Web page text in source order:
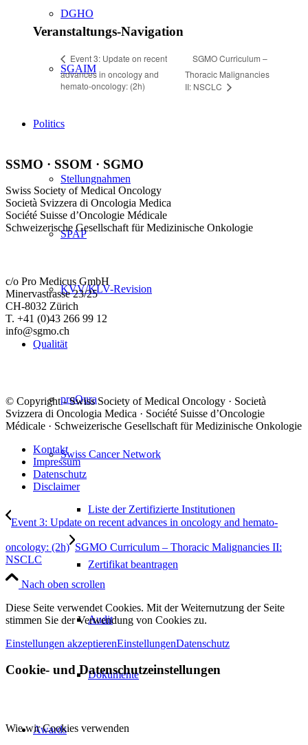
DGHO
SGAIM
Politics
Stellungnahmen
SPAP
KVV/KLV-Revision
Qualität
proQura
Swiss Cancer Network
Liste der Zertifizierte Institutionen
Zertifikat beantragen
Audit
Dokumente
Awards
Veranstaltungs-Navigation
Event 3: Update on recent
advances in oncology and
hemato-oncology: (2h)
SGMO Curriculum –
Thoracic Malignancies
II: NSCLC
SSMO · SSOM · SGMO
Swiss Society of Medical Oncology
Società Svizzera di Oncologia Medica
Société Suisse d’Oncologie Médicale
Schweizerische Gesellschaft für Medizinische Onkologie
c/o Pro Medicus GmbH
Minervastrasse 23/25
CH-8032 Zürich
T. +41 (0)43 266 99 12
info@sgmo.ch
© Copyright - Swiss Society of Medical Oncology · Società
Svizzera di Oncologia Medica · Société Suisse d’Oncologie
Médicale · Schweizerische Gesellschaft für Medizinische Onkologie
Kontakt
Impressum
Datenschutz
Disclaimer
Event 3: Update on recent advances in oncology and hemato-
oncology: (2h) SGMO Curriculum – Thoracic Malignancies II:
NSCLC
Nach oben scrollen
Diese Seite verwendet Cookies. Mit der Weiternutzung der Seite
stimmen Sie der Verwendung von Cookies zu.
Einstellungen akzeptierenEinstellungenDatenschutz
Cookie- und Datenschutzeinstellungen
Wie wir Cookies verwenden